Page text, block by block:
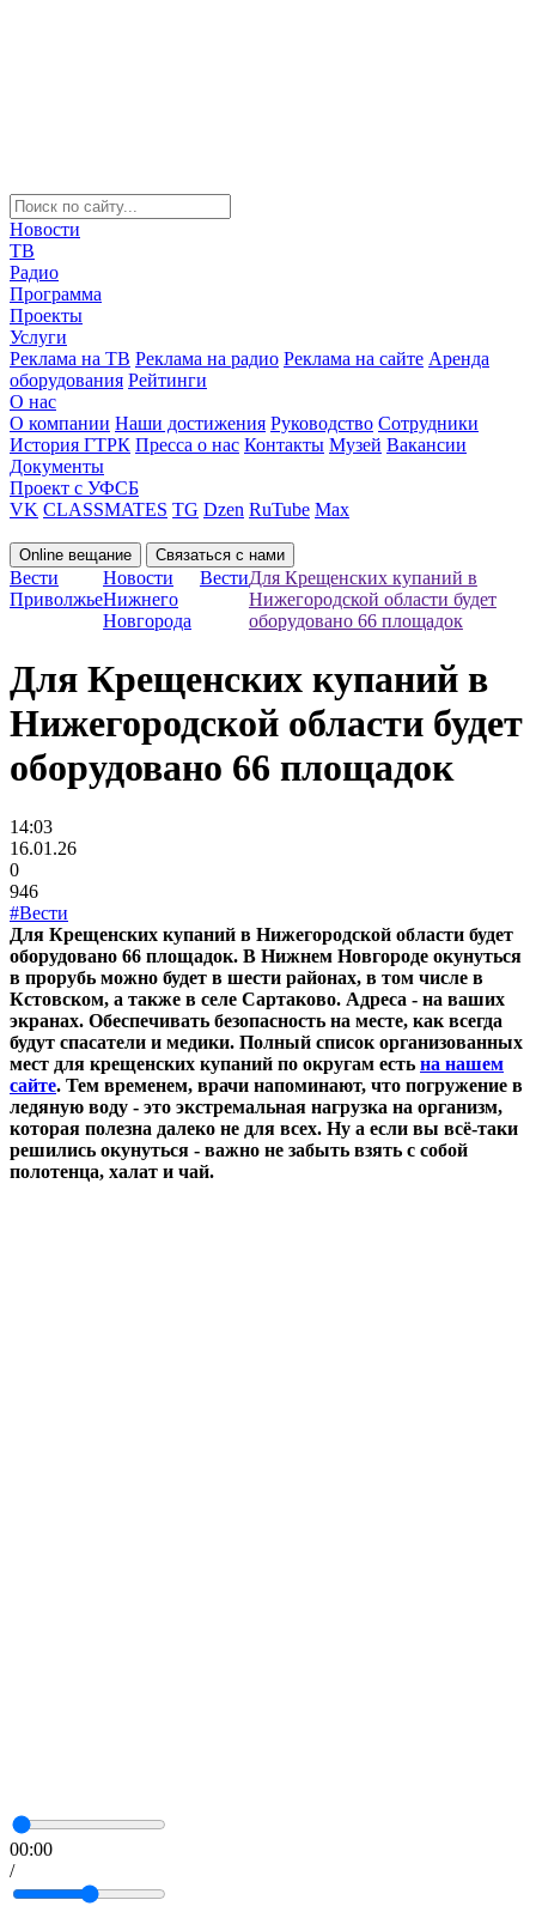
Новости
ТВ
Радио
Программа
Проекты
Услуги
Реклама на ТВ Реклама на радио Реклама на сайте Аренда
оборудования Рейтинги
О нас
О компании Наши достижения Руководство Сотрудники
История ГТРК Пресса о нас Контакты Музей Вакансии
Документы
Проект с УФСБ
VK CLASSMATES TG Dzen RuTube Max
Online вещание Связаться с нами
Вести
Приволжье
Новости
Нижнего
Новгорода
ВестиДля Крещенских купаний в
Нижегородской области будет
оборудовано 66 площадок
Для Крещенских купаний в
Нижегородской области будет
оборудовано 66 площадок
14:03
16.01.26
0
946
#Вести
Для Крещенских купаний в Нижегородской области будет
оборудовано 66 площадок. В Нижнем Новгороде окунуться
в прорубь можно будет в шести районах, в том числе в
Кстовском, а также в селе Сартаково. Адреса - на ваших
экранах. Обеспечивать безопасность на месте, как всегда
будут спасатели и медики. Полный список организованных
мест для крещенских купаний по округам есть на нашем
сайте. Тем временем, врачи напоминают, что погружение в
ледяную воду - это экстремальная нагрузка на организм,
которая полезна далеко не для всех. Ну а если вы всё-таки
решились окунуться - важно не забыть взять с собой
полотенца, халат и чай.
00:00
/